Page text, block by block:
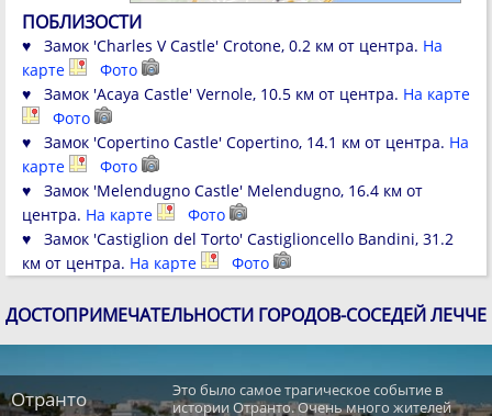
ПОБЛИЗОСТИ
♥ Замок 'Charles V Castle' Crotone, 0.2 км от центра. На
карте
Фото
♥ Замок 'Acaya Castle' Vernole, 10.5 км от центра. На карте
Фото
♥ Замок 'Copertino Castle' Copertino, 14.1 км от центра. На
карте
Фото
♥ Замок 'Melendugno Castle' Melendugno, 16.4 км от
центра. На карте
Фото
♥ Замок 'Castiglion del Torto' Castiglioncello Bandini, 31.2
км от центра. На карте Фото
ДОСТОПРИМЕЧАТЕЛЬНОСТИ ГОРОДОВ-СОСЕДЕЙ ЛЕЧЧЕ
Отранто
Это было самое трагическое событие в
истории Отранто. Очень много жителей